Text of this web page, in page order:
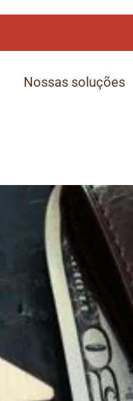
Nossas soluções